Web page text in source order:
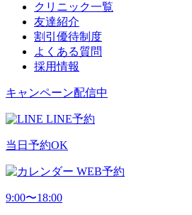
クリニック一覧
友達紹介
割引優待制度
よくある質問
採用情報
キャンペーン配信中
LINE予約
当日予約OK
WEB予約
9:00〜18:00